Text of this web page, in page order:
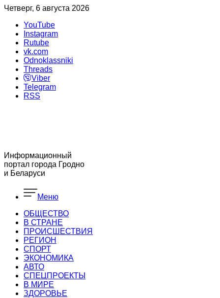
Четверг, 6 августа 2026
YouTube
Instagram
Rutube
vk.com
Odnoklassniki
Threads
Viber
Telegram
RSS
Информационный
портал города Гродно
и Беларуси
Меню
ОБЩЕСТВО
В СТРАНЕ
ПРОИСШЕСТВИЯ
РЕГИОН
CПОРТ
ЭКОНОМИКА
АВТО
СПЕЦПРОЕКТЫ
В МИРЕ
ЗДОРОВЬЕ